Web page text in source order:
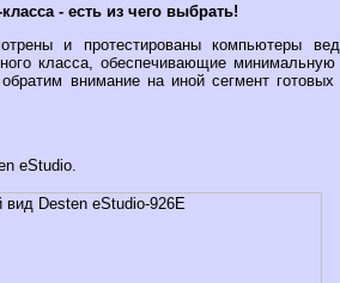
- есть из чего выбрать!
и протестированы компьютеры
класса, обеспечивающие минимальную
внимание на иной сегмент
eStudio.